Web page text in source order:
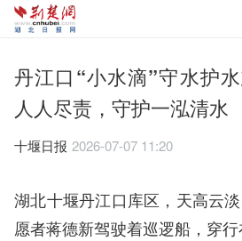
丹江口“小水滴”守水护
人人尽责，守护一泓清水
十堰日报 2026-07-07 11:20
湖北十堰丹江口库区，天高云
愿者蒋德新驾驶着巡逻船，穿